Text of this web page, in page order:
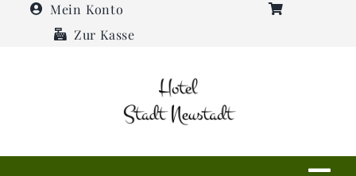
Mein Konto
Zur Kasse